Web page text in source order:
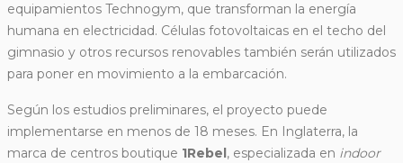
equipamientos Technogym, que transforman la energía
humana en electricidad. Células fotovoltaicas en el techo del
gimnasio y otros recursos renovables también serán utilizados
para poner en movimiento a la embarcación.
Según los estudios preliminares, el proyecto puede
implementarse en menos de 18 meses. En Inglaterra, la
marca de centros boutique 1Rebel , especializada en indoor